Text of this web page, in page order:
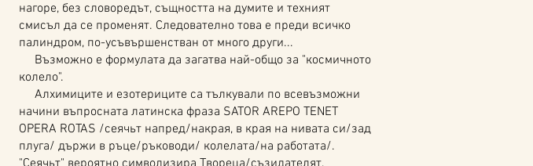
нагоре, без словоредът, същността на думите и техният
смисъл да се променят. Следователно това е преди всичко
палиндром, по-усъвършенстван от много други...
Възможно е формулата да загатва най-общо за "космичното
колело".
Алхимиците и езотериците са тълкували по всевъзможни
начини въпросната латинска фраза SATOR AREPO TENET
OPERA ROTAS /сеячьт напред/накрая, в края на нивата си/зад
плуга/ държи в ръце/ръководи/ колелата/на работата/.